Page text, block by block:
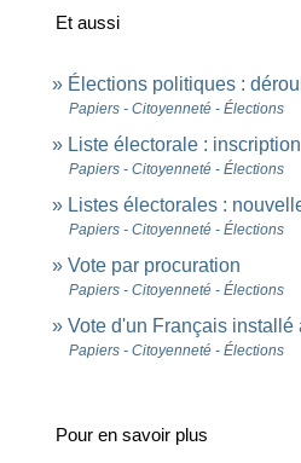
Et aussi
Élections politiques :
Papiers - Citoyenneté - Élections
Liste électorale :
Papiers - Citoyenneté - Élections
Listes électorales :
Papiers - Citoyenneté - Élections
Vote par procuration
Papiers - Citoyenneté - Élections
Vote d'un Français installé
Papiers - Citoyenneté - Élections
Pour en savoir plus